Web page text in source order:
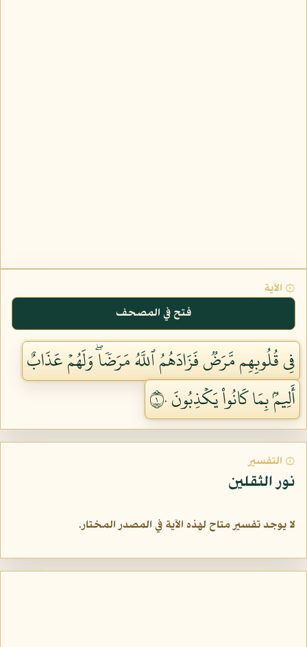
۞ الآية
فتح في المصحف
فِي قُلُوبِهِم مَّرَضٞ فَزَادَهُمُ ٱللَّهُ مَرَضٗاۖ وَلَهُمۡ عَذَابٌ
أَلِيمُۢ بِمَا كَانُواْ يَكۡذِبُونَ ١٠
۞ التفسير
نور الثقلين
لا يوجد تفسير متاح لهذه الآية في المصدر المختار.